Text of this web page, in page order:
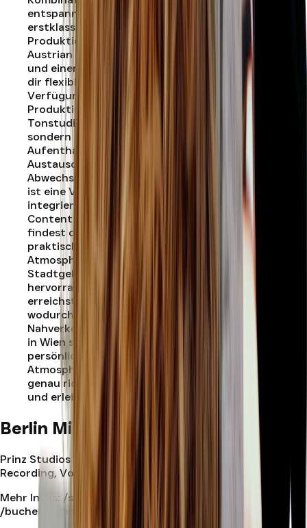
entspannter Atmosphäre. Das Studio ist mit
erstklassiger Technik ausgestattet, die für
Produktionen auf höchstem Niveau sorgt. Mit dem
Austrian Audio OC818 Mikrofon, der Apollo Twin USB
und einem Focusrite Interface als Alternative steht
dir flexibles und zuverlässiges Equipment zur
Verfügung, das sowohl für Vocals als auch für ganze
Produktionen ideal ist. Besonders macht das
Tonstudio Wien nicht nur die technische Qualität,
sondern auch die kreative Umgebung. Ein stilvoller
Aufenthaltsraum bietet Platz für Pausen und
Austausch, ein Dart-Automat sorgt für
Abwechslung zwischen den Sessions und zusätzlich
ist eine Video-Produktionsfirma direkt im Standort
integriert – perfekt, um neben der Musik auch
Content und Musikvideos zu realisieren. Außerdem
findest du im Studio Ware von Marie mit
praktischem Raucherzubehör, was die entspannte
Atmosphäre abrundet. Durch die Lage im
Stadtgebiet Wien ist das Studio aus jedem Bezirk
hervorragend erreichbar. In nur fünf Minuten
erreichst du zu Fuß die U-Bahn-Station Ottakring,
wodurch der Standort optimal an den öffentlichen
Nahverkehr angebunden ist. Wenn du ein Tonstudio
in Wien suchst, das professionelle Ausstattung,
persönliche Betreuung und eine inspirierende
Atmosphäre verbindet, bist du im Prinz Studios Wien
genau richtig. Buche jetzt dein Tonstudio in Wien
und erlebe Musikproduktion auf höchstem Niveau.
Berlin Mitte
Prinz Studios Berlin Mitte ist dein Standort für
Recording, Vocal und Musikproduktion in Berlin Mitte.
Mehr Infos: /standort/berlin-mitte
| Jetzt buchen:
/buchen?branch=780705